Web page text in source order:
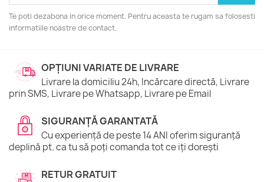
Te poti dezabona in orice moment. Pentru aceasta te rugam sa folosesti
informatiile noastre de contact.
OPȚIUNI VARIATE DE LIVRARE
Livrare la domiciliu 24h, Incărcare directă, Livrare
prin SMS, Livrare pe Whatsapp, Livrare pe Email
SIGURANȚĂ GARANTATĂ
Cu experiență de peste 14 ANI oferim siguranță
deplină pt. ca tu să poți comanda tot ce iți dorești
RETUR GRATUIT